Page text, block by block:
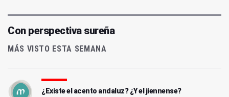
Con perspectiva sureña
MÁS VISTO ESTA SEMANA
¿Existe el acento andaluz? ¿Y el jiennense?